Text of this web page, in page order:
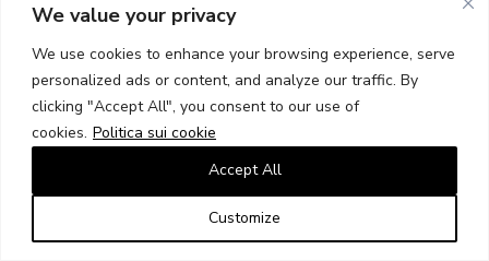
We value your privacy
We use cookies to enhance your browsing experience, serve
personalized ads or content, and analyze our traffic. By
clicking "Accept All", you consent to our use of
cookies. Politica sui cookie
Customize
Accept All
Google Analytics è un servizio di analisi web fornito da
Google Inc. (“Google”). Google utilizza i Dati Personali
raccolti allo scopo di tracciare ed esaminare l’utilizzo di
questa Applicazione, compilare report e condividerli con gli
altri servizi sviluppati da Google.
Google potrebbe utilizzare i Dati Personali per
contestualizzare e personalizzare gli annunci del proprio
network pubblicitario.